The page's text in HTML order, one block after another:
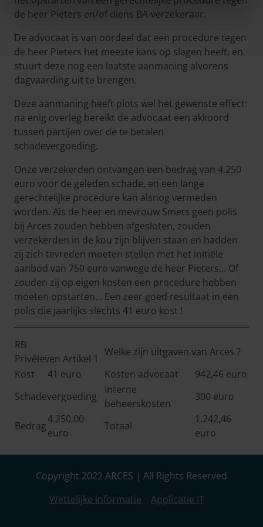
de heer Pieters en/of diens BA-verzekeraar.
De advocaat is van oordeel dat een procedure tegen
de heer Pieters het meeste kans op slagen heeft, en
stuurt deze nog een laatste aanmaning alvorens
dagvaarding uit te brengen.
Deze aanmaning heeft plots wel het gewenste effect:
na enig overleg bereikt de advocaat een akkoord
tussen partijen over de te betalen
schadevergoeding.
Onze verzekerden ontvangen een bedrag van 4.250
euro voor de geleden schade, en een lange
gerechtelijke procedure kan alsnog vermeden
worden. Als de heer en mevrouw Smets geen polis
bij Arces zouden hebben afgesloten, zouden
verzekerden in de kou zijn blijven staan en hadden
zij zich tevreden moeten stellen met het initiële
aanbod van 750 euro vanwege de heer Pieters… Of
zouden zij op eigen kosten een procedure hebben
moeten opstarten… Een zeer goed resultaat in een
polis die jaarlijks slechts 41 euro kost !
RB
Privéleven Artikel 1
Welke zijn uitgaven van Arces ?
Kost
41 euro Kosten advocaat
942,46 euro
Schadevergoeding
Interne
beheerskosten
300 euro
Bedrag
4.250,00
euro
Totaal
1.242,46
euro
Copyright 2022 ARCES | All Rights Reserved
Wettelijke informatie
Applicatie IT